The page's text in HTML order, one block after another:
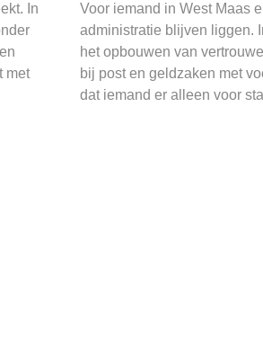
In
met
Voor iemand in West Maas
administratie blijven liggen.
het opbouwen van
bij post en geldzaken met
dat iemand er alleen voor